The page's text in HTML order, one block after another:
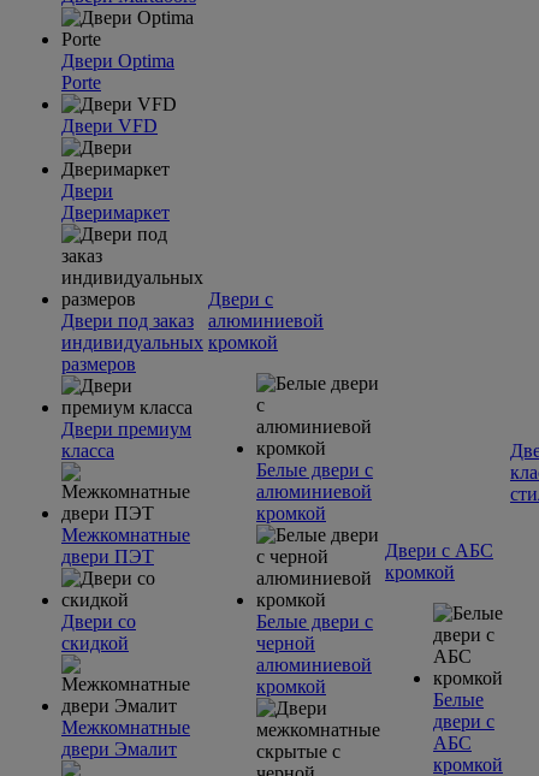
Двери Optima
Porte
Двери VFD
Двери
Дверимаркет
Двери под заказ
индивидуальных
размеров
Двери премиум
класса
Межкомнатные
двери ПЭТ
Двери со
скидкой
Межкомнатные
двери Эмалит
Двери с
алюминиевой
кромкой
Белые двери с
алюминиевой
кромкой
Белые двери с
черной
алюминиевой
кромкой
Двери с АБС
кромкой
Белые
двери с
АБС
кромкой